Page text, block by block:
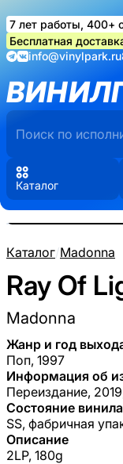
7 лет работы, 400+
Бесплатная
info@vinylpark.ru
Каталог
Каталог/Madonna
Ray Of
Madonna
Жанр и год
Поп, 1997
Информация об
Переиздание,
Состояние
SS, фабричная
Описание
2LP, 180g
Реальные фото
Нажмите, чтобы